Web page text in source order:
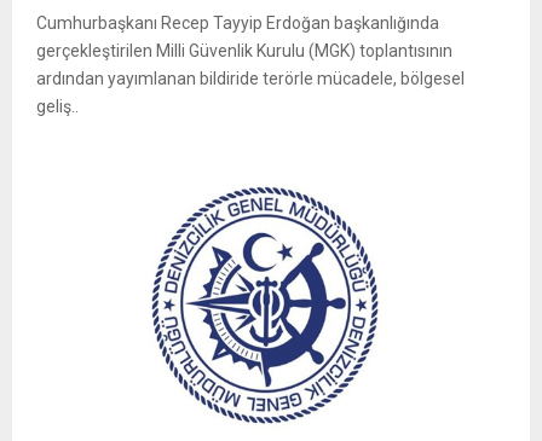
Cumhurbaşkanı Recep Tayyip Erdoğan başkanlığında
gerçekleştirilen Milli Güvenlik Kurulu (MGK) toplantısının
ardından yayımlanan bildiride terörle mücadele, bölgesel
geliş..